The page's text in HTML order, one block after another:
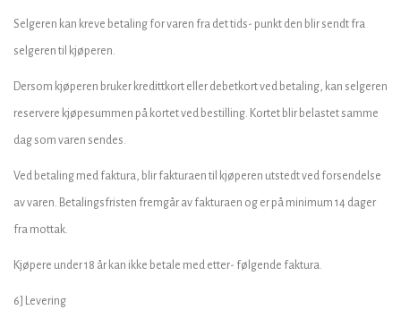
Selgeren kan kreve betaling for varen fra det tids- punkt den blir sendt fra
selgeren til kjøperen.
Dersom kjøperen bruker kredittkort eller debetkort ved betaling, kan selgeren
reservere kjøpesummen på kortet ved bestilling. Kortet blir belastet samme
dag som varen sendes.
Ved betaling med faktura, blir fakturaen til kjøperen utstedt ved forsendelse
av varen. Betalingsfristen fremgår av fakturaen og er på minimum 14 dager
fra mottak.
Kjøpere under 18 år kan ikke betale med etter- følgende faktura.
6] Levering